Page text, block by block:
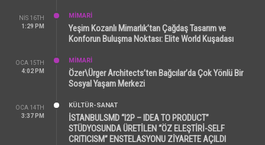
NIS 16TH
1:29 PM
MİMARİ
Yeşim Kozanlı Mimarlık’tan Çağdaş Tasarım ve
Konforun Buluşma Noktası: Elite World Kuşadası
OCA 15TH
4:02 PM
MİMARİ
Özer\Ürger Architects’ten Bağcılar’da Çok Yönlü Bir
Sosyal Yaşam Merkezi
OCA 14TH
3:37 PM
KÜLTÜR-SANAT
İSTANBULSMD “I2P – IDEA TO PRODUCT”
STÜDYOSUNDA ÜRETİLEN “ÖZ ELEŞTİRİ-SELF
CRITICISM” ENSTELASYONU ZİYARETE AÇILDI